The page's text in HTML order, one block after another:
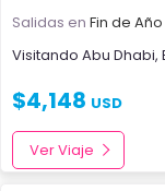
Salidas en Fin de Año
Visitando Abu Dhabi,
$4,148 USD
Ver Viaje